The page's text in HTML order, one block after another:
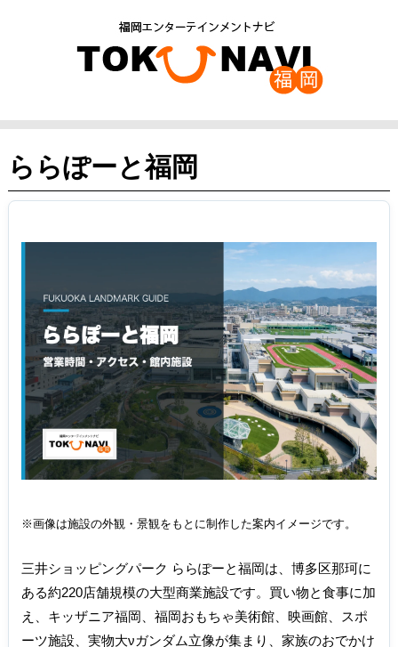
ららぽーと福岡
※画像は施設の外観・景観をもとに制作した案内イメージです。
三井ショッピングパーク ららぽーと福岡は、博多区那珂に
ある約220店舗規模の大型商業施設です。買い物と食事に加
え、キッザニア福岡、福岡おもちゃ美術館、映画館、スポ
ーツ施設、実物大νガンダム立像が集まり、家族のおでかけ